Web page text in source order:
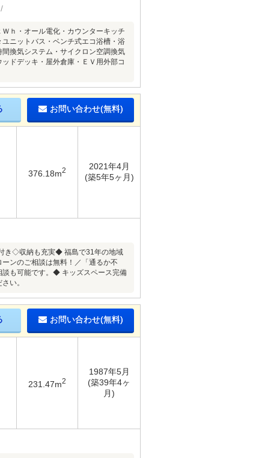
ｈ・オール電化・カウンターキッチ
ニットバス・ベンチ式エコ浴槽・浴
換気システム・サイクロン空調換気
ドデッキ・屋外倉庫・ＥＶ用外部コ
お問い合わせ(無料)
376.18m2
2021年4月
(築5年5ヶ月)
き◇収納も充実◆ 福島で31年の地域
ンのご相談は無料！／「通るか不
も可能です。◆ キッズスペース完備
い。
お問い合わせ(無料)
231.47m2
1987年5月
(築39年4ヶ
月)